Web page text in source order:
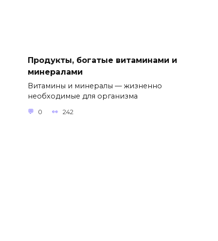
Продукты, богатые витаминами и
минералами
Витамины и минералы — жизненно
необходимые для организма
0 242